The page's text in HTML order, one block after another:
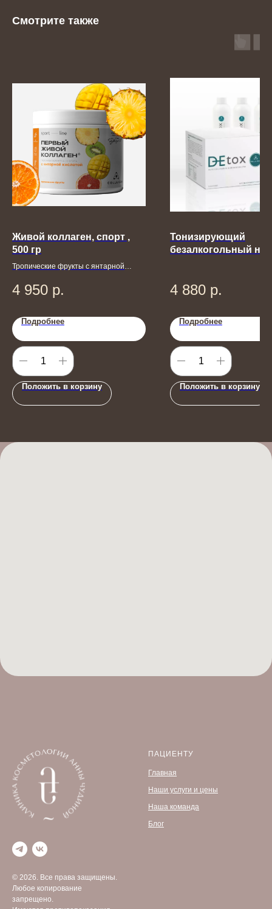
Смотрите также
Живой коллаген, спорт ,
500 гр
Тропические фрукты с янтарной
4 950 р.
Подробнее
Положить в корзину
Тонизирующий
безалкогольный
4 880 р.
Подробнее
Положить в корзину
© 2026. Все права защищены.
Любое копирование
запрещено.
ПАЦИЕНТУ
Главная
Наши услуги и цены
Наша команда
Блог